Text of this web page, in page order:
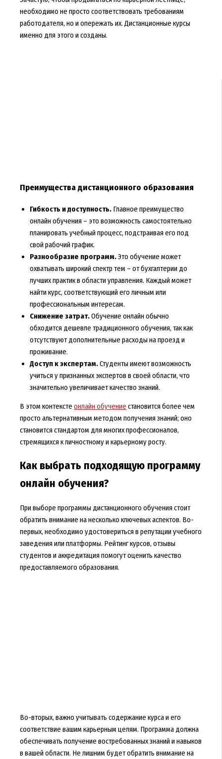
необходимо не просто соответствовать требованиям
работодателя, но и опережать их. Дистанционные курсы
именно для этого и созданы.
Преимущества дистанционного образования
Гибкость и доступность.Главное преимущество
онлайн обучения – это возможность самостоятельно
планировать учебный процесс, подстраивая его под
свой рабочий график.
Разнообразие программ.Это обучение может
охватывать широкий спектр тем – от бухгалтерии до
лучших практик в области управления. Каждый может
найти курс, соответствующий его личным или
профессиональным интересам.
Снижение затрат.Обучение онлайн обычно
обходится дешевле традиционного обучения, так как
отсутствуют дополнительные расходы на проезд и
проживание.
Доступ к экспертам.Студенты имеют возможность
учиться у признанных экспертов в своей области, что
значительно увеличивает качество знаний.
В этом контексте онлайн обучение становится более чем
просто альтернативным методом получения знаний; оно
становится стандартом для многих профессионалов,
стремящихся к личностному и карьерному росту.
Как выбрать подходящую программу
онлайн обучения?
При выборе программы дистанционного обучения стоит
обратить внимание на несколько ключевых аспектов. Во-
первых, необходимо удостовериться в репутации учебного
заведения или платформы. Рейтинг курсов, отзывы
студентов и аккредитация помогут оценить качество
предоставляемого образования.
Во-вторых, важно учитывать содержание курса и его
соответствие вашим карьерным целям. Программа должна
обеспечивать получение востребованных знаний и навыков
в вашей области. Не лишним будет обратить внимание на